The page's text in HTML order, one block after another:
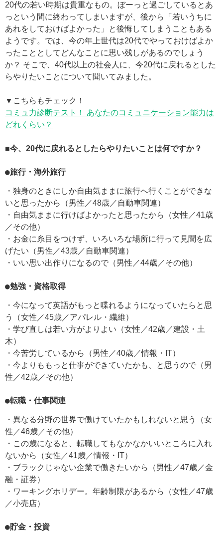
20代の若い時期は貴重なもの。ぼーっと過ごしているとあ
っという間に終わってしまいますが、後から「若いうちに
あれをしておけばよかった」と後悔してしまうこともある
ようです。では、今の年上世代は20代でやっておけばよか
ったこととしてどんなことに思い残しがあるのでしょう
か？ そこで、40代以上の社会人に、今20代に戻れるとした
らやりたいことについて聞いてみました。
▼こちらもチェック！
コミュ力診断テスト！ あなたのコミュニケーション能力は
どれくらい？
■今、20代に戻れるとしたらやりたいことは何ですか？
●旅行・海外旅行
・独身のときにしか自由気ままに旅行へ行くことができな
いと思ったから（男性／48歳／自動車関連）
・自由気ままに行けばよかったと思ったから（女性／41歳
／その他）
・お金に糸目をつけず、いろいろな場所に行って見聞を広
げたい（男性／43歳／自動車関連）
・いい思い出作りになるので（男性／44歳／その他）
●勉強・資格取得
・今になって英語がもっと喋れるようになっていたらと思
う（女性／45歳／アパレル・繊維）
・学び直しは若い方がよりよい（女性／42歳／建設・土
木）
・今苦労しているから（男性／40歳／情報・IT）
・今よりももっと仕事ができていたかも、と思うので（男
性／42歳／その他）
●転職・仕事関連
・異なる分野の世界で働けていたかもしれないと思う（女
性／46歳／その他）
・この歳になると、転職してもなかなかいいところに入れ
ないから（女性／41歳／情報・IT）
・ブラックじゃない企業で働きたいから（男性／47歳／金
融・証券）
・ワーキングホリデー。年齢制限があるから（女性／47歳
／小売店）
●貯金・投資